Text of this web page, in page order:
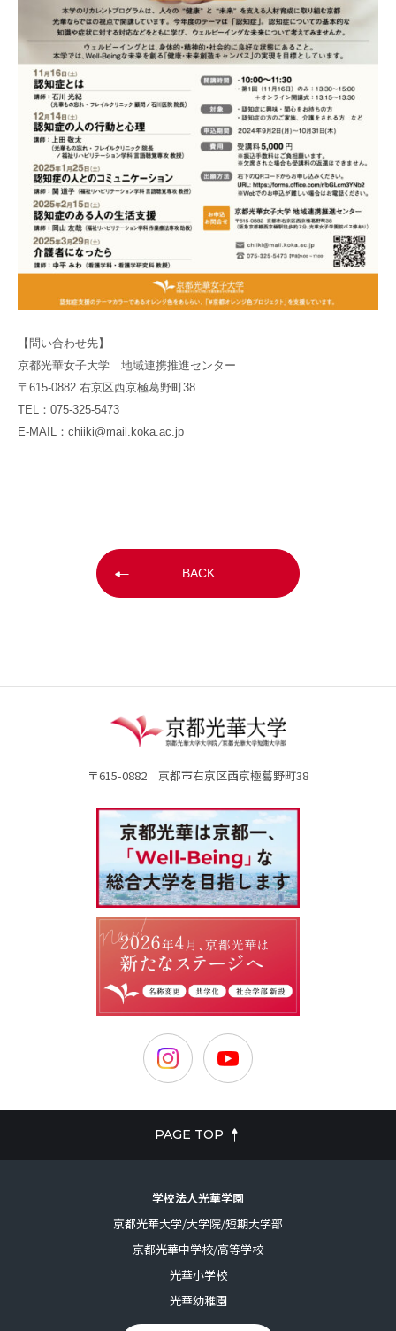
【問い合わせ先】
京都光華女子大学 地域連携推進センター
〒615-0882 右京区西京極葛野町38
TEL：075-325-5473
E-MAIL：chiiki@mail.koka.ac.jp
BACK
〒615-0882 京都市右京区西京極葛野町38
PAGE TOP
学校法人光華学園
京都光華大学/大学院/短期大学部
京都光華中学校/高等学校
光華小学校
光華幼稚園